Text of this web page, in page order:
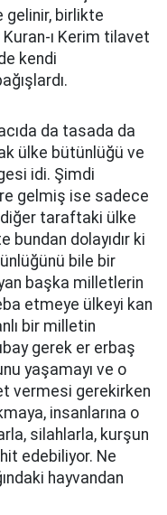
gelinir, birlikte
ı Kerim tilavet
kendi
da tasada da
ülke bütünlüğü ve
idi. Şimdi
gelmiş ise sadece
taraftaki ülke
bundan dolayıdır ki
bile bir
başka milletlerin
etmeye ülkeyi kan
bir milletin
gerek er erbaş
yaşamayı ve o
vermesi gerekirken
insanlarına o
silahlarla, kurşun
edebiliyor. Ne
hayvandan